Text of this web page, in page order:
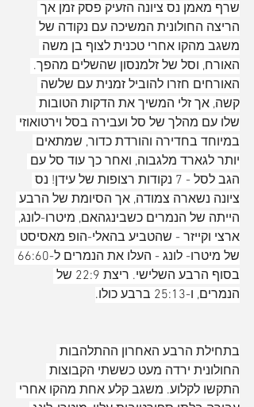
שרף מאמן נס ציונה הזעיק פסק זמן אך
הריצה החולונית המשיכה עם נקודה של
משגב מהקו אחרי טכנית לצוף בן משה
האורח, וסל של זלמנסון שהשלים מהפך.
האורחים חזרו להוביל זמנית עם שלשה
קשה, אך זלי המשיך את הדקות הטובות
שלו עם מהלך של סל ועבירה בסל וירטואוזי
במיוחד בחדירה והורדת כדור, שמתאים
יותר לגארד מלגבוה, ואחר כך עוד סל עם
הגב לסל - 7 נקודות רצופות של עידן! נס
ציונה נשארה צמודה, אך הסיומת של הרבע
הייתה של הנמרים כשבינגהאם, מיטרו-לונג,
ארצי וקייזר - שהטביע בהאלי-הופ מאסיסט
בסוף הרבע השלישי. ריצת 22:9 של
הנמרים, ו-25:13 ברבע כולו.
בתחילת הרבע האחרון ההתלהבות
החולונית ירדה מעט כששתי הקבוצות
התקשו לקלוע. משגב קלע אחת מהקו אחרי